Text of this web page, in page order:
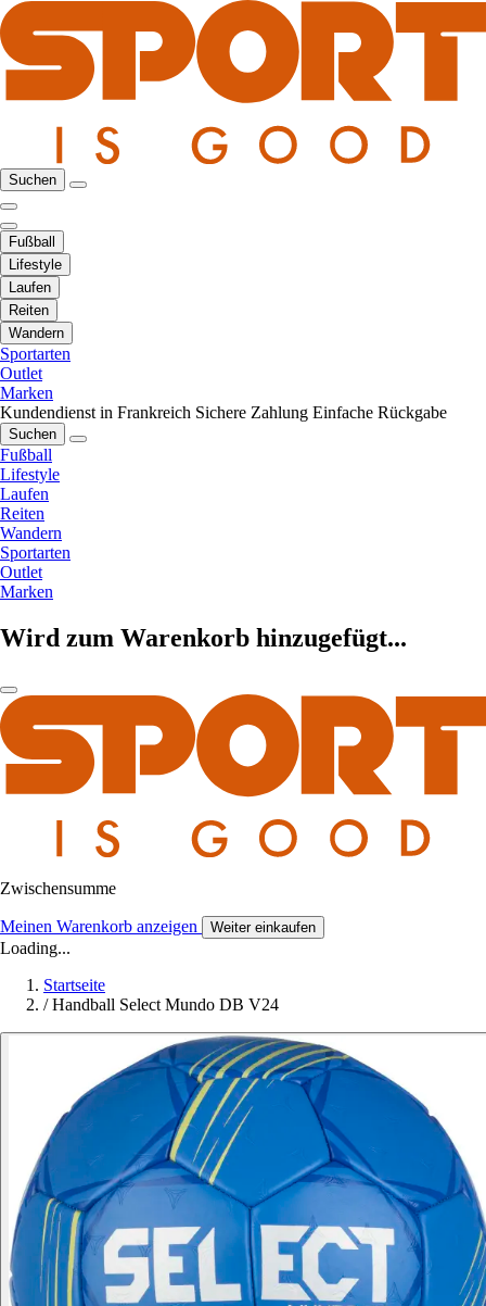
Suchen
Fußball
Lifestyle
Laufen
Reiten
Wandern
Sportarten
Outlet
Marken
Kundendienst in Frankreich Sichere Zahlung Einfache Rückgabe
Suchen
Fußball
Lifestyle
Laufen
Reiten
Wandern
Sportarten
Outlet
Marken
Wird zum Warenkorb hinzugefügt...
Zwischensumme
Meinen Warenkorb anzeigen Weiter einkaufen
Loading...
Startseite
/ Handball Select Mundo DB V24